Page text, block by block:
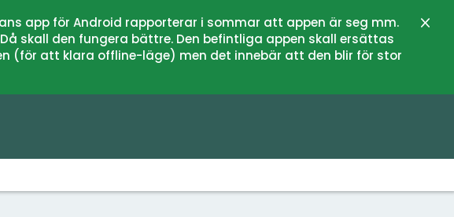
app för Android rapporterar i sommar att appen är seg mm.
skall den fungera bättre. Den befintliga appen skall ersättas
(för att klara offline-läge) men det innebär att den blir för stor